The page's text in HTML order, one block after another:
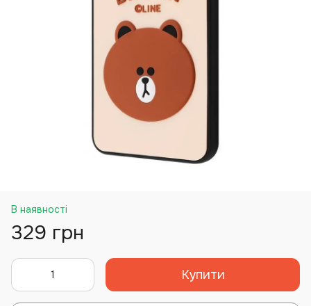
В наявності
329 грн
Купити